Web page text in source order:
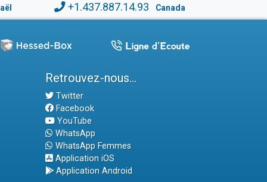
+1.437.887.14.93 Canada
Retrouvez-nous...
Twitter
Facebook
YouTube
WhatsApp
WhatsApp Femmes
Application iOS
Application Android